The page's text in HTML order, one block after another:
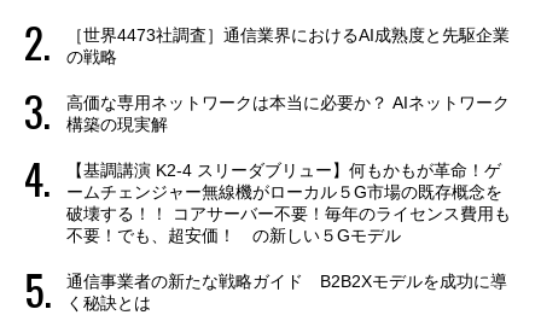
［世界4473社調査］通信業界におけるAI成熟度と先駆企業
の戦略
高価な専用ネットワークは本当に必要か？ AIネットワーク
構築の現実解
【基調講演 K2-4 スリーダブリュー】何もかもが革命！ゲ
ームチェンジャー無線機がローカル５G市場の既存概念を
破壊する！！ コアサーバー不要！毎年のライセンス費用も
不要！でも、超安価！ の新しい５Gモデル
通信事業者の新たな戦略ガイド B2B2Xモデルを成功に導
く秘訣とは